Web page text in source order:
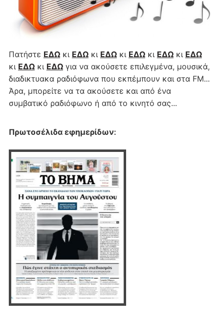
Πατήστε ΕΔΩκι ΕΔΩκι ΕΔΩκι ΕΔΩκι ΕΔΩκι ΕΔΩ
κι ΕΔΩκι ΕΔΩγια να ακούσετε επιλεγμένα, μουσικά,
διαδικτυακα ραδιόφωνα που εκπέμπουν και στα FM...
Άρα, μπορείτε να τα ακούσετε και από ένα
συμβατικό ραδιόφωνο ή από το κινητό σας...
Πρωτοσέλιδα εφημερίδων: